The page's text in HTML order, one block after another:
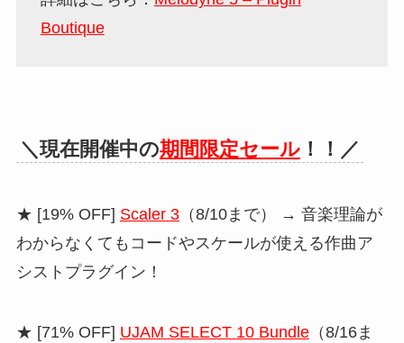
Boutique
＼現在開催中の期間限定セール！！／
★ [19% OFF] Scaler 3（8/10まで） → 音楽理論が
わからなくてもコードやスケールが使える作曲ア
シストプラグイン！
★ [71% OFF] UJAM SELECT 10 Bundle（8/16ま